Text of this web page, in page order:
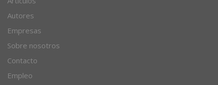
Autores
Empresas
Sobre nosotros
Contacto
Empleo